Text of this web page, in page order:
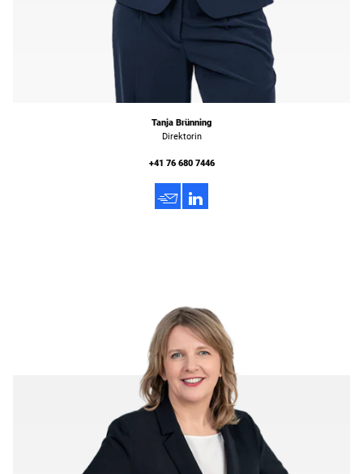
Tanja Brünning
Direktorin
+41 76 680 7446
h 3